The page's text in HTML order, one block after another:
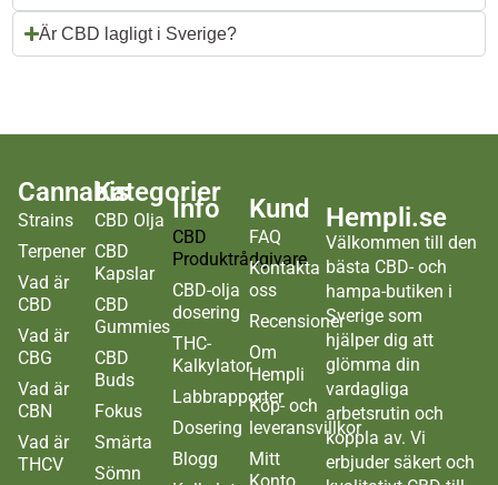
Är CBD lagligt i Sverige?
Cannabis
Strains
Terpener
Vad är
CBD
Vad är
CBG
Vad är
CBN
Vad är
THCV
Kategorier
CBD Olja
CBD
Kapslar
CBD
Gummies
CBD
Buds
Fokus
Smärta
Sömn
Info
CBD
Produktrådgivare
CBD-olja
dosering
THC-
Kalkylator
Labbrapporter
Dosering
Blogg
Kund
FAQ
Kontakta
oss
Recensioner
Om
Hempli
Köp- och
leveransvillkor
Mitt
Konto
Hempli.se
Välkommen till den
bästa CBD- och
hampa-butiken i
Sverige som
hjälper dig att
glömma din
vardagliga
arbetsrutin och
koppla av. Vi
erbjuder säkert och